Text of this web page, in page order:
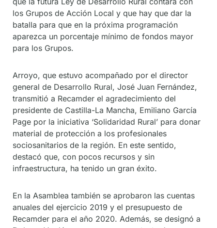
los Grupos de Acción Local y que hay que dar la
batalla para que en la próxima programación
aparezca un porcentaje mínimo de fondos mayor
para los Grupos.
Arroyo, que estuvo acompañado por el director
general de Desarrollo Rural, José Juan Fernández,
transmitió a Recamder el agradecimiento del
presidente de Castilla-La Mancha, Emiliano García
Page por la iniciativa ‘Solidaridad Rural’ para donar
material de protección a los profesionales
sociosanitarios de la región. En este sentido,
destacó que, con pocos recursos y sin
infraestructura, ha tenido un gran éxito.
En la Asamblea también se aprobaron las cuentas
anuales del ejercicio 2019 y el presupuesto de
Recamder para el año 2020. Además, se designó a